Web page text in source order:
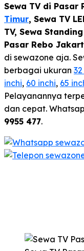
Sewa TV di Pasar
Timur, Sewa TV
TV, Sewa
Pasar Rebo
di sewazone aja.
berbagai ukuran
inchi, 60 inchi, 65
Pelayanannya
dan cepat.
9955 477.